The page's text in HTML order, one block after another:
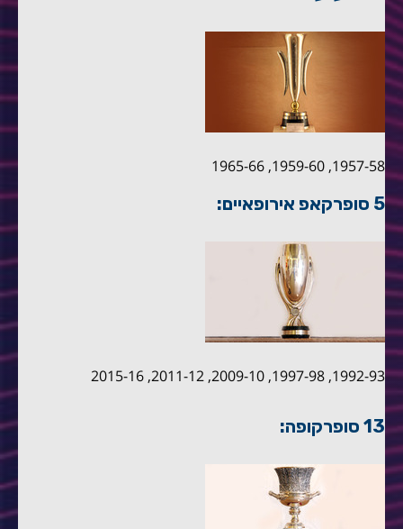
1957-58, 1959-60, 1965-66
5 סופרקאפ אירופאיים:
1992-93, 1997-98, 2009-10, 2011-12, 2015-16
13 סופרקופה: